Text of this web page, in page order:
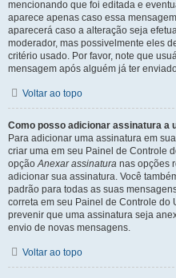
mencionando que foi editada e
aparece apenas caso essa
aparecerá caso a alteração seja
moderador, mas possivelmente eles
critério usado. Por favor, note que
mensagem após alguém já ter
Voltar ao topo
Como posso adicionar assinatura a
Para adicionar uma assinatura em
criar uma em seu Painel de Controle
opçãoAnexar assinatura nas opções
adicionar sua assinatura. Você
padrão para todas as suas
correta em seu Painel de Controle do
prevenir que uma assinatura seja
envio de novas mensagens.
Voltar ao topo